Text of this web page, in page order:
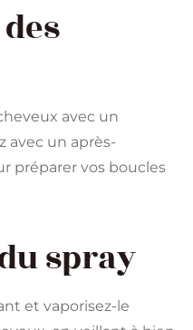
avec un
avec un après-
préparer vos boucles
spray
et vaporisez-le